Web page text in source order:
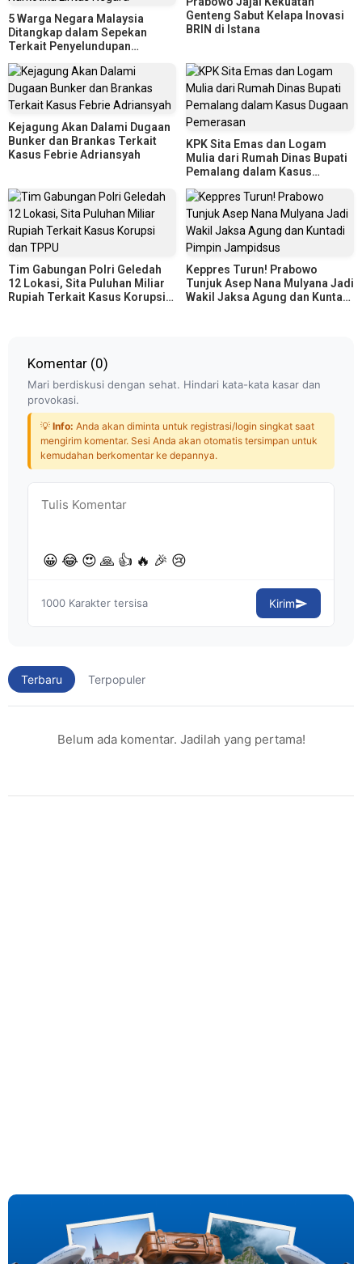
5 Warga Negara Malaysia
Ditangkap dalam Sepekan
Terkait Penyelundupan
Genteng Sabut Kelapa Inovasi
BRIN di Istana
Kejagung Akan Dalami Dugaan
Bunker dan Brankas Terkait
Kasus Febrie Adriansyah
KPK Sita Emas dan Logam
Mulia dari Rumah Dinas Bupati
Pemalang dalam Kasus
Tim Gabungan Polri Geledah
12 Lokasi, Sita Puluhan Miliar
Rupiah Terkait Kasus Korupsi
Keppres Turun! Prabowo
Tunjuk Asep Nana Mulyana Jadi
Wakil Jaksa Agung dan Kuntadi
Komentar (0)
Mari berdiskusi dengan sehat. Hindari kata-kata kasar dan
provokasi.
💡 Info: Anda akan diminta untuk registrasi/login singkat saat
mengirim komentar. Sesi Anda akan otomatis tersimpan untuk
kemudahan berkomentar ke depannya.
😀 😂 😍 🙏 👍 🔥 🎉 😢
1000 Karakter tersisa Kirim
Terbaru Terpopuler
Belum ada komentar. Jadilah yang pertama!